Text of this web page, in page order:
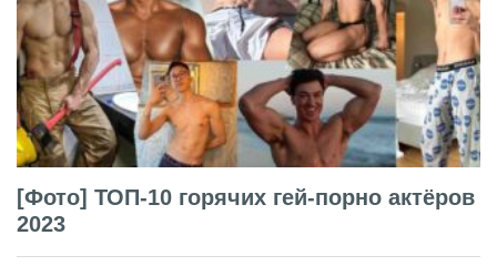
[Фото] ТОП-10 горячих гей-порно актёров
2023